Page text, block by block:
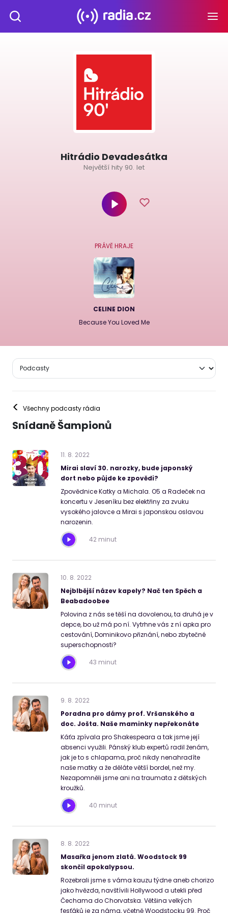
Hitrádio Devadesátka
Největší hity 90. let
PRÁVĚ HRAJE
CELINE DION
Because You Loved Me
< Všechny podcasty rádia
Snídaně Šampionů
11. 8. 2022
Mirai slaví 30. narozky, bude japonský
dort nebo půjde ke zpovědi?
Zpovědnice Katky a Michala. O5 a Radeček na
koncertu v Jeseníku bez elektřiny za zvuku
vysokého jalovce a Mirai s japonskou oslavou
narozenin.
42 minut
10. 8. 2022
Nejblbější název kapely? Nač ten Spěch a
Beabadoobee
Polovina z nás se těší na dovolenou, ta druhá je v
depce, bo už má po ní. Vytrhne vás z ní apka pro
cestování, Dominikovo přiznání, nebo zbytečné
superschopnosti?
43 minut
9. 8. 2022
Poradna pro dámy prof. Vršanského a
doc. Jošta. Naše maminky nepřekonáte
Káťa zpívala pro Shakespeara a tak jsme její
absenci využili. Pánský klub expertů radil ženám,
jak je to s chlapama, proč nikdy nenahradíte
naše matky a že děláte větší bordel, než my.
Nezapomněli jsme ani na traumata z dětských
kroužků.
40 minut
8. 8. 2022
Masařka jenom zlatá. Woodstock 99
skončil apokalypsou.
Rozebrali jsme s váma kauzu týdne aneb chorizo
jako hvězda, navštívili Hollywood a utekli před
Čechama do Chorvatska. Většina velkých
fesťáků je za náma, včetně Woodstocku 99. Proč